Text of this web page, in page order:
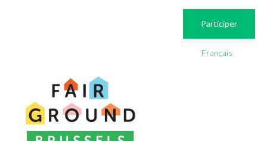
Participer
Français